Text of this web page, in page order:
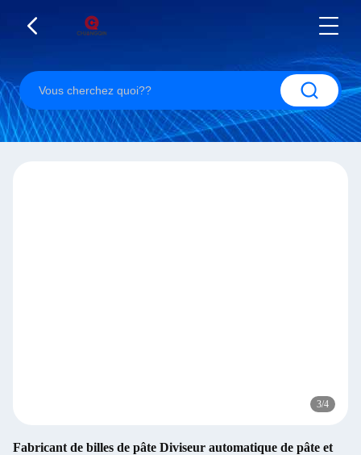
3/4
Fabricant de billes de pâte Diviseur automatique de pâte et